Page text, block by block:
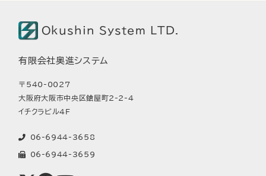
Okushin System LTD.
有限会社奥進システム
〒540-0027
大阪府大阪市中央区鎗屋町2-2-4
イチクラビル4F
06-6944-3658
06-6944-3659